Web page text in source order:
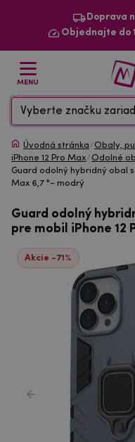
Doprava
Objednajte do
MENU
Vyberte značku
Úvodná stránka/Obaly,
iPhone 12 Pro Max/Odolné
Guard odolný hybridný obal
Max 6,7 "- modrý
Guard odolný
pre mobil iPhone 12
Akcie -71%